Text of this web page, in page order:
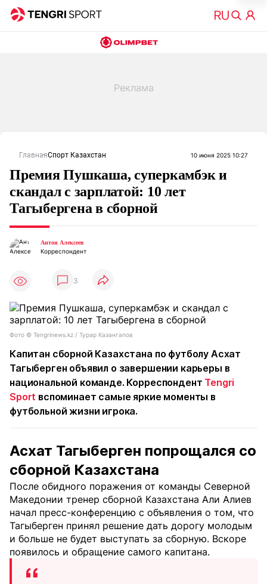
ГлавнаяСпорт Казахстан 10 июня 2025 10:27
Премия Пушкаша, суперкамбэк и
скандал с зарплатой: 10 лет
Тагыбергена в сборной
Антон Алексеев
Корреспондент
3
Фото ©️ Tengrinews.kz / Турар Казангапов
Капитан сборной Казахстана по футболу Асхат
Тагыберген объявил о завершении карьеры в
национальной команде. Корреспондент Tengri
Sport вспоминает самые яркие моменты в
футбольной жизни игрока.
Асхат Тагыберген попрощался со
сборной Казахстана
После обидного поражения от команды Северной
Македонии тренер сборной Казахстана Али Алиев
начал пресс-конференцию с объявления о том, что
Тагыберген принял решение дать дорогу молодым
и больше не будет выступать за сборную. Вскоре
появилось и обращение самого капитана.